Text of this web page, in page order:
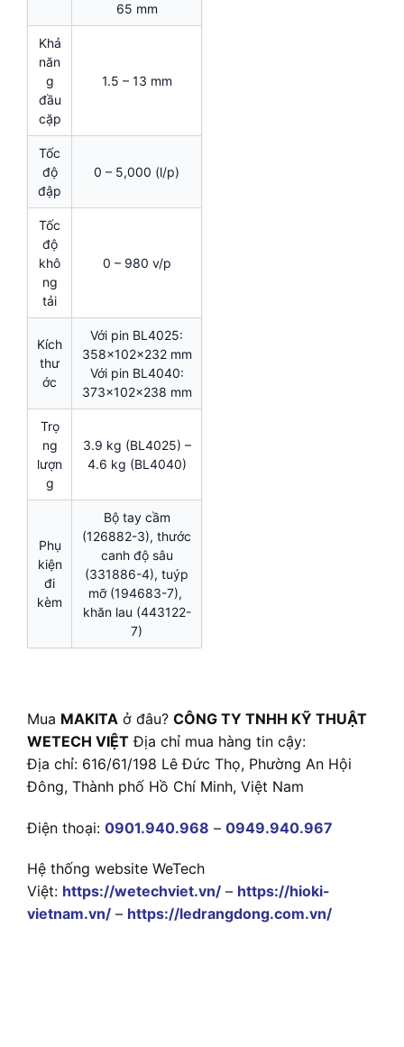
65 mm
Khả
năn
g
đầu
cặp
1.5 – 13 mm
Tốc
độ
đập
0 – 5,000 (l/p)
Tốc
độ
khô
ng
tải
0 – 980 v/p
Kích
thư
ớc
Với pin BL4025:
358x102x232 mm
Với pin BL4040:
373x102x238 mm
Trọ
ng
lượn
g
3.9 kg (BL4025) –
4.6 kg (BL4040)
Phụ
kiện
đi
kèm
Bộ tay cầm
(126882-3), thước
canh độ sâu
(331886-4), tuýp
mỡ (194683-7),
khăn lau (443122-
7)
Mua MAKITA ở đâu? CÔNG TY TNHH KỸ THUẬT
WETECH VIỆT Địa chỉ mua hàng tin cậy:
Địa chỉ: 616/61/198 Lê Đức Thọ, Phường An Hội
Đông, Thành phố Hồ Chí Minh, Việt Nam
Điện thoại: 0901.940.968 – 0949.940.967
Hệ thống website WeTech
Việt: https://wetechviet.vn/ – https://hioki-
vietnam.vn/ – https://ledrangdong.com.vn/